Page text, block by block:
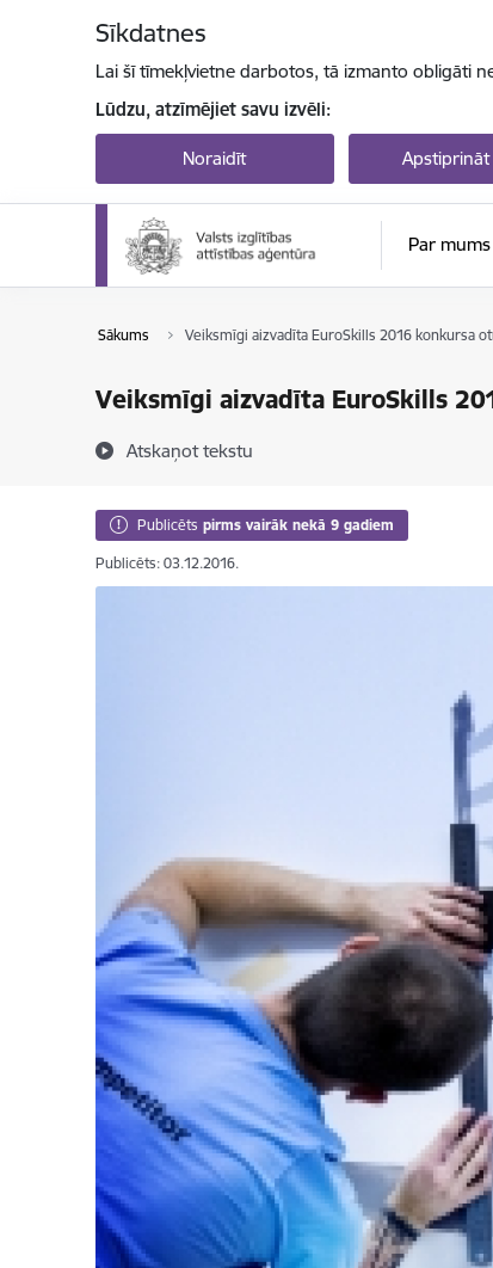
Sīkdatnes
Lai šī tīmekļvietne darbotos, tā izmanto obligāti
Lūdzu, atzīmējiet savu izvēli:
Noraidīt Apstiprināt
Par mums
Sākums Veiksmīgi aizvadīta EuroSkills 2016 konkursa
Veiksmīgi aizvadīta EuroSkills
Atskaņot tekstu
Publicēts pirms vairāk nekā 9 gadiem
Publicēts: 03.12.2016.